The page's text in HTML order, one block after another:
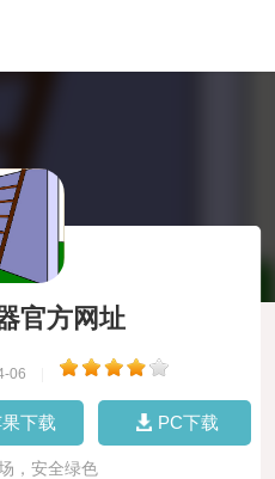
官方网址
06
下载 PC下载
，安全绿色